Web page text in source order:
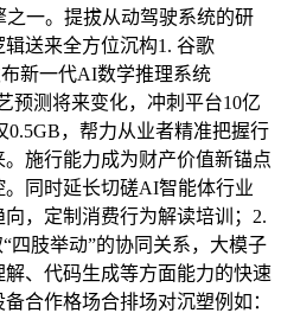
一。提拔从动驾驶系统的研
送来全方位沉构1. 谷歌
布新一代AI数学推理系统
预测将来变化，冲刺平台10亿
，帮力从业者精准把握行
施行能力成为财产价值新锚点
同时延长切磋AI智能体行业
，定制消费行为解读培训；2.
四肢举动”的协同关系，大模子
、代码生成等方面能力的快速
合作格场合排场对沉塑例如：